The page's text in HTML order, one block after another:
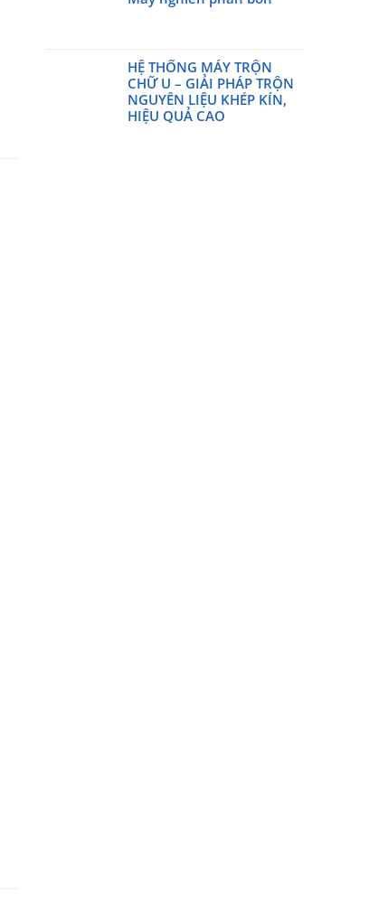
nhiên
rang
công
nghiệp
thế
hệ
của
cty
Thuận
Phát
đến
máy
nghiền
siêu
mịn
ý
khi
sử
dụng
máy
luận
ở
Máy
nghiền
HỆ THỐNG MÁY TRỘN
CHỮ U – GIẢI PHÁP TRỘN
NGUYÊN LIỆU KHÉP KÍN,
HIỆU QUẢ CAO